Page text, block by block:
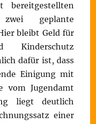
bereitgestellten
geplante
bleibt Geld für
Kinderschutz
dafür ist, dass
Einigung mit
vom Jugendamt
liegt deutlich
einer